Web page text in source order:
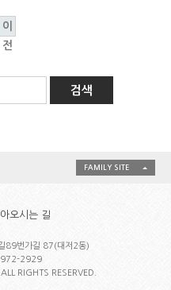
이
전
FAMILY SITE
오시는 길
89번가길 87(대저2동)
972-2929
RIGHTS RESERVED.